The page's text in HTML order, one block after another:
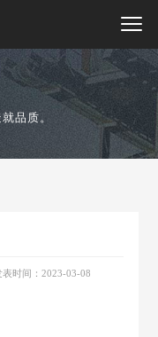
品质。
表时间：2023-03-08